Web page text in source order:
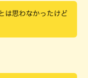
は思わなかったけど